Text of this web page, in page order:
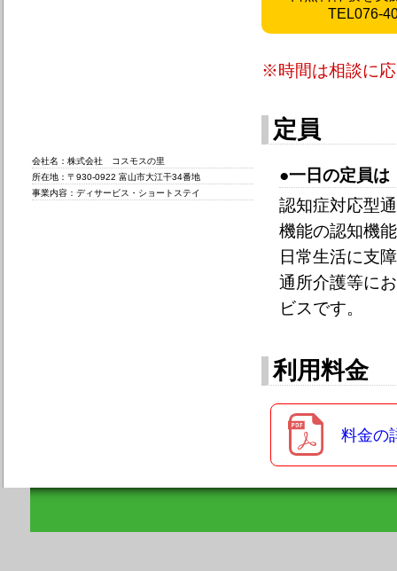
会社名：株式会社 コスモスの里
所在地：〒930-0922 富山市大江干34番地
事業内容：ディサービス・ショートステイ
TEL076-
※時間は相談に
定員
●一日の定員
認知症対応型
機能の認知機
日常生活に支
通所介護等に
ビスです。
利用料金
料金の